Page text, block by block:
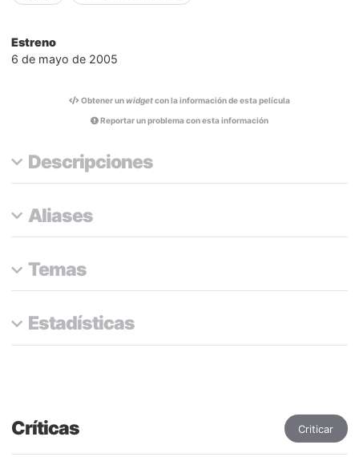
Estreno
6 de mayo de 2005
Obtener unwidgetcon la información de esta película
Reportar un problema con esta información
Descripciones
Aliases
Temas
Estadísticas
Críticas Criticar